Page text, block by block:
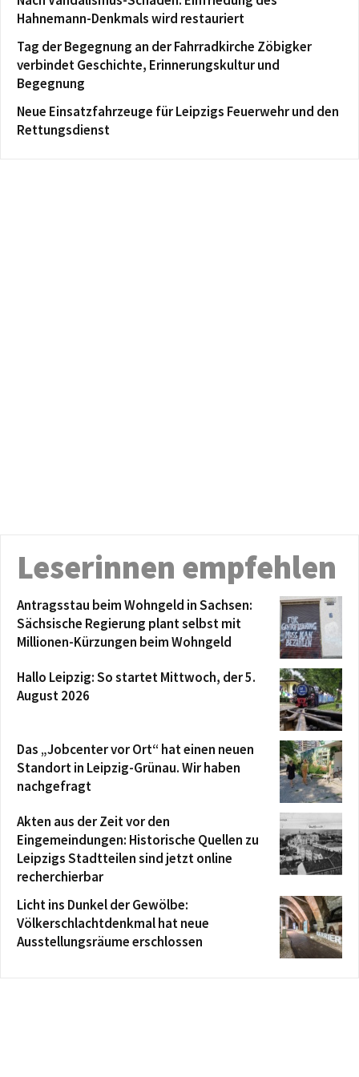
Hahnemann-Denkmals wird restauriert
Tag der Begegnung an der Fahrradkirche Zöbigker
verbindet Geschichte, Erinnerungskultur und
Begegnung
Neue Einsatzfahrzeuge für Leipzigs Feuerwehr und den
Rettungsdienst
Leserinnen empfehlen
Antragsstau beim Wohngeld in Sachsen:
Sächsische Regierung plant selbst mit
Millionen-Kürzungen beim Wohngeld
Hallo Leipzig: So startet Mittwoch, der 5.
August 2026
Das „Jobcenter vor Ort“ hat einen neuen
Standort in Leipzig-Grünau. Wir haben
nachgefragt
Akten aus der Zeit vor den
Eingemeindungen: Historische Quellen zu
Leipzigs Stadtteilen sind jetzt online
recherchierbar
Licht ins Dunkel der Gewölbe:
Völkerschlachtdenkmal hat neue
Ausstellungsräume erschlossen